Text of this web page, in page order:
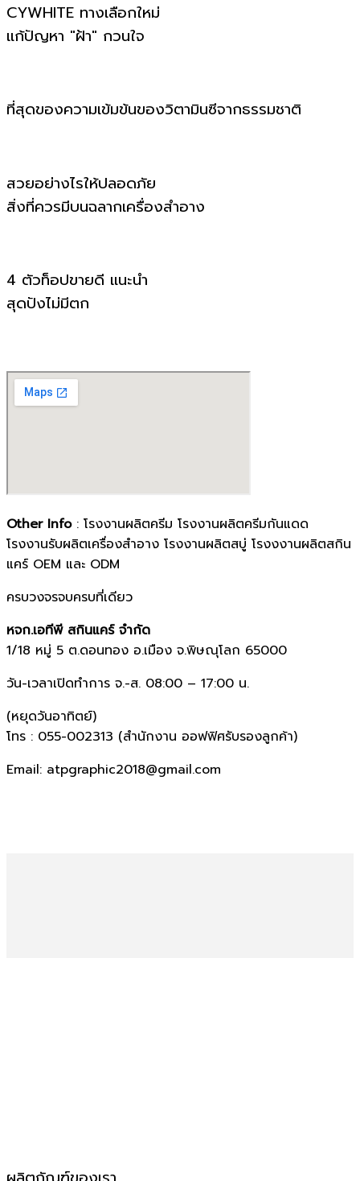
CYWHITE ทางเลือกใหม่
แก้ปัญหา "ฝ้า" กวนใจ
ที่สุดของความเข้มข้นของวิตามินซีจากธรรมชาติ
สวยอย่างไรให้ปลอดภัย
สิ่งที่ควรมีบนฉลากเครื่องสำอาง
4 ตัวท็อปขายดี แนะนำ
สุดปังไม่มีตก
Other Info: โรงงานผลิตครีม โรงงานผลิตครีมกันแดด
โรงงานรับผลิตเครื่องสำอาง โรงงานผลิตสบู่ โรงงงานผลิตสกิน
แคร์ OEM และ ODM
ครบวงจรจบครบที่เดียว
หจก.เอทีพี สกินแคร์ จำกัด
1/18 หมู่ 5 ต.ดอนทอง อ.เมือง จ.พิษณุโลก 65000
วัน-เวลาเปิดทำการ จ.-ส. 08:00 – 17:00 น.
(หยุดวันอาทิตย์)
โทร : 055-002313 (สำนักงาน ออฟฟิศรับรองลูกค้า)
Email: atpgraphic2018@gmail.com